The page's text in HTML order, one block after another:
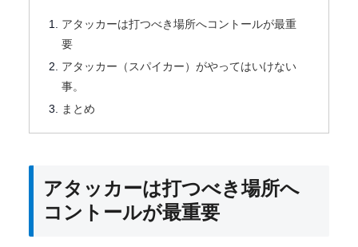
アタッカーは打つべき場所へコントールが最重
要
アタッカー（スパイカー）がやってはいけない
事。
まとめ
アタッカーは打つべき場所へ
コントールが最重要